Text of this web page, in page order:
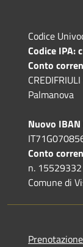
Codice
Codice IPA:
Conto
Palmanova
Nuovo IBAN
Conto
n.
Comune di